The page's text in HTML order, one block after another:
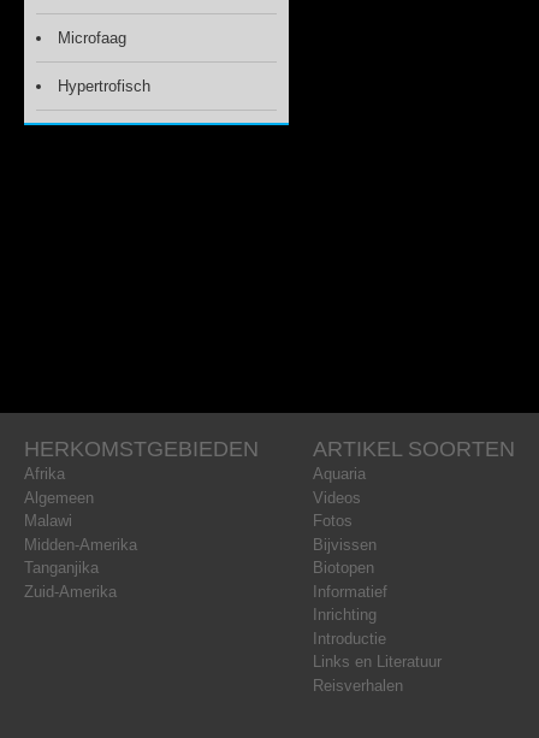
Microfaag
Hypertrofisch
HERKOMSTGEBIEDEN
Afrika
Algemeen
Malawi
Midden-Amerika
Tanganjika
Zuid-Amerika
ARTIKEL SOORTEN
Aquaria
Videos
Fotos
Bijvissen
Biotopen
Informatief
Inrichting
Introductie
Links en Literatuur
Reisverhalen